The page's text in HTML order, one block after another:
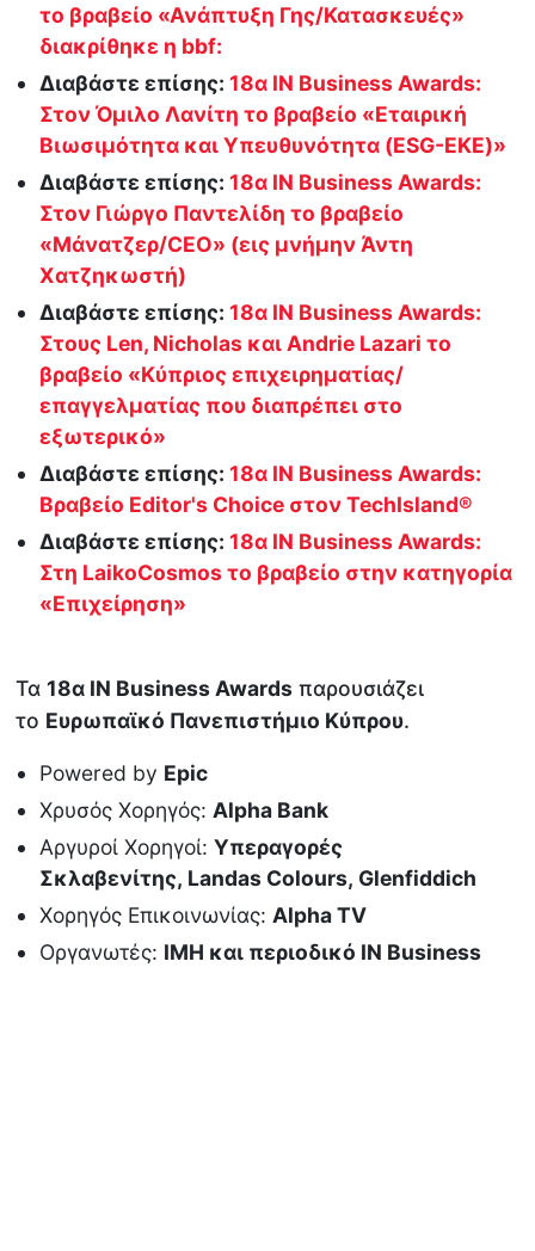
το βραβείο «Ανάπτυξη Γης/Κατασκευές»
διακρίθηκε η bbf:
Διαβάστε επίσης:18α IN Business Awards:
Στον Όμιλο Λανίτη το βραβείο «Εταιρική
Βιωσιμότητα και Υπευθυνότητα (ESG-EKE)»
Διαβάστε επίσης:18α IN Business Awards:
Στον Γιώργο Παντελίδη το βραβείο
«Μάνατζερ/CEO» (εις μνήμην Άντη
Χατζηκωστή)
Διαβάστε επίσης:18α IN Business Awards:
Στους Len, Nicholas και Andrie Lazari το
βραβείο «Κύπριος επιχειρηματίας/
επαγγελματίας που διαπρέπει στο
εξωτερικό»
Διαβάστε επίσης:18α IN Business Awards:
Βραβείο Editor's Choice στον TechIsland®
Διαβάστε επίσης:18α IN Business Awards:
Στη LaikoCosmos το βραβείο στην κατηγορία
«Επιχείρηση»
Τα18α ΙΝ Βusiness Awards παρουσιάζει
το Ευρωπαϊκό Πανεπιστήμιο Κύπρου.
Powered by Epic
Χρυσός Χορηγός: Alpha Bank
Αργυροί Χορηγοί:Υπεραγορές
Σκλαβενίτης, Landas Colours, Glenfiddich
Χορηγός Επικοινωνίας: Alpha TV
Οργανωτές: ΙΜΗ και περιοδικό IN Business